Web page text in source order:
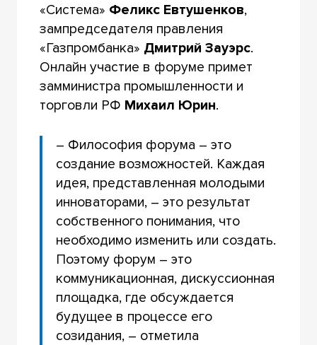
«Система» Феликс Евтушенков,
зампредседателя правления
«Газпромбанка» Дмитрий Зауэрс.
Онлайн участие в форуме примет
замминистра промышленности и
торговли РФ Михаил Юрин.
– Философия форума – это
создание возможностей. Каждая
идея, представленная молодыми
инноваторами, – это результат
собственного понимания, что
необходимо изменить или создать.
Поэтому форум – это
коммуникационная, дискуссионная
площадка, где обсуждается
будущее в процессе его
созидания, – отметила